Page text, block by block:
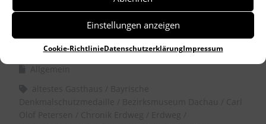
Einstellungen anzeigen
Cookie-RichtlinieDatenschutzerklärungImpressum
byDr. Birgitta Unger-Richter